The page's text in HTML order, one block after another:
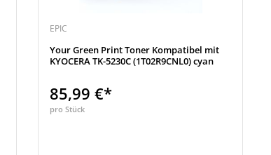
EPIC
Your Green Print Toner Kompatibel mit
KYOCERA TK-5230C (1T02R9CNL0) cyan
85,99 €*
pro Stück